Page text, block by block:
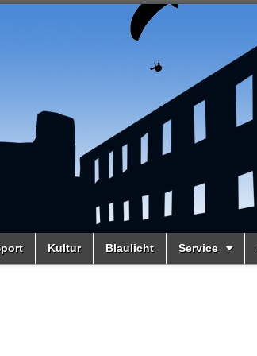
Kultur Blaulicht Service